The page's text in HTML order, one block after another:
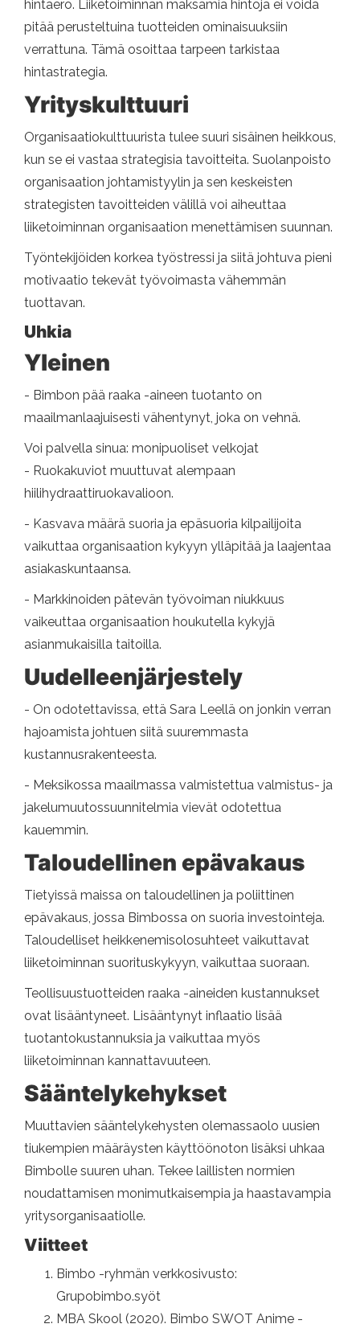
hintaero. Liiketoiminnan maksamia hintoja ei voida
pitää perusteltuina tuotteiden ominaisuuksiin
verrattuna. Tämä osoittaa tarpeen tarkistaa
hintastrategia.
Yrityskulttuuri
Organisaatiokulttuurista tulee suuri sisäinen heikkous,
kun se ei vastaa strategisia tavoitteita. Suolanpoisto
organisaation johtamistyylin ja sen keskeisten
strategisten tavoitteiden välillä voi aiheuttaa
liiketoiminnan organisaation menettämisen suunnan.
Työntekijöiden korkea työstressi ja siitä johtuva pieni
motivaatio tekevät työvoimasta vähemmän
tuottavan.
Uhkia
Yleinen
- Bimbon pää raaka -aineen tuotanto on
maailmanlaajuisesti vähentynyt, joka on vehnä.
Voi palvella sinua: monipuoliset velkojat
- Ruokakuviot muuttuvat alempaan
hiilihydraattiruokavalioon.
- Kasvava määrä suoria ja epäsuoria kilpailijoita
vaikuttaa organisaation kykyyn ylläpitää ja laajentaa
asiakaskuntaansa.
- Markkinoiden pätevän työvoiman niukkuus
vaikeuttaa organisaation houkutella kykyjä
asianmukaisilla taitoilla.
Uudelleenjärjestely
- On odotettavissa, että Sara Leellä on jonkin verran
hajoamista johtuen siitä suuremmasta
kustannusrakenteesta.
- Meksikossa maailmassa valmistettua valmistus- ja
jakelumuutossuunnitelmia vievät odotettua
kauemmin.
Taloudellinen epävakaus
Tietyissä maissa on taloudellinen ja poliittinen
epävakaus, jossa Bimbossa on suoria investointeja.
Taloudelliset heikkenemisolosuhteet vaikuttavat
liiketoiminnan suorituskykyyn, vaikuttaa suoraan.
Teollisuustuotteiden raaka -aineiden kustannukset
ovat lisääntyneet. Lisääntynyt inflaatio lisää
tuotantokustannuksia ja vaikuttaa myös
liiketoiminnan kannattavuuteen.
Sääntelykehykset
Muuttavien sääntelykehysten olemassaolo uusien
tiukempien määräysten käyttöönoton lisäksi uhkaa
Bimbolle suuren uhan. Tekee laillisten normien
noudattamisen monimutkaisempia ja haastavampia
yritysorganisaatiolle.
Viitteet
Bimbo -ryhmän verkkosivusto:
Grupobimbo.syöt
MBA Skool (2020). Bimbo SWOT Anime -